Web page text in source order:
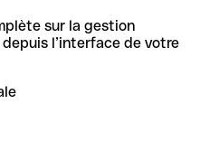
sur la gestion
l’interface de votre